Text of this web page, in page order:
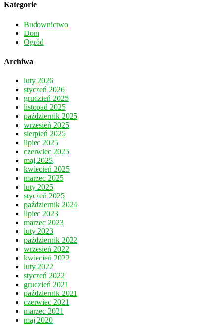
Kategorie
Budownictwo
Dom
Ogród
Archiwa
luty 2026
styczeń 2026
grudzień 2025
listopad 2025
październik 2025
wrzesień 2025
sierpień 2025
lipiec 2025
czerwiec 2025
maj 2025
kwiecień 2025
marzec 2025
luty 2025
styczeń 2025
październik 2024
lipiec 2023
marzec 2023
luty 2023
październik 2022
wrzesień 2022
kwiecień 2022
luty 2022
styczeń 2022
grudzień 2021
październik 2021
czerwiec 2021
marzec 2021
maj 2020